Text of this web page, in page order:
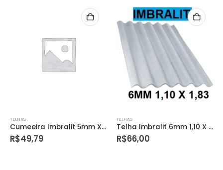
TELHAS
Cumeeira Imbralit 5mm X 15º S/amianto
R$49,79
TELHAS
Telha Imbralit 6mm 1,10 X 1,83 S/amianto
R$66,00